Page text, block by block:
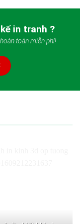
in tranh ?
toàn miễn phí!